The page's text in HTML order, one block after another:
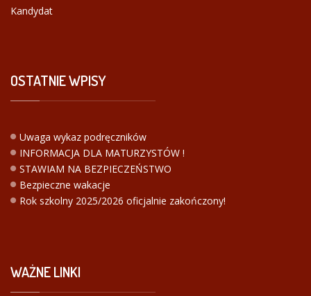
Kandydat
OSTATNIEWPISY
Uwaga wykaz podręczników
INFORMACJA DLA MATURZYSTÓW !
STAWIAM NA BEZPIECZEŃSTWO
Bezpieczne wakacje
Rok szkolny 2025/2026 oficjalnie zakończony!
WAŻNELINKI